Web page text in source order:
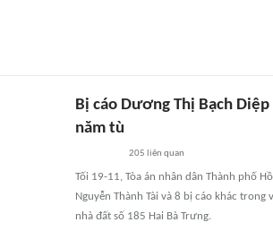
Bị cáo Dương Thị Bạch
năm tù
205 liên quan
Tối 19-11, Tòa án nhân dân Thành phố
Nguyễn Thành Tài và 8 bị cáo khác trong
nhà đất số 185 Hai Bà Trưng.